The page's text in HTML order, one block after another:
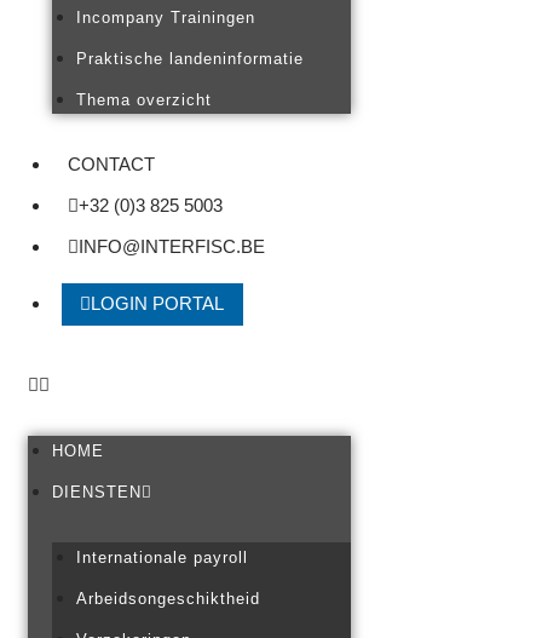
Incompany Trainingen
Praktische landeninformatie
Thema overzicht
CONTACT
+32 (0)3 825 5003
INFO@INTERFISC.BE
LOGIN PORTAL
HOME
DIENSTEN
Internationale payroll
Arbeidsongeschiktheid